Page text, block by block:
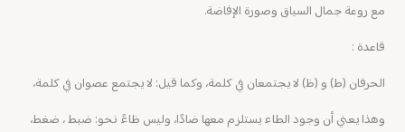
مع روعة جمال السياق وصورة الإفاضة.
قاعدة :
الحرفان (ط) و (ظ) لا يجتمعان في كلمة، وكما قيل: لا يجتمع عصوان في كلمة،
وهذا يعني أن وجود الطاء يستلزم معها ضادًا، وليس ظاءً نحو: ضبط ، ضغط،